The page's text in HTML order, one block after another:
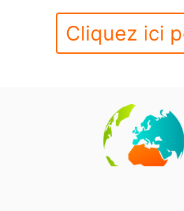
Cliquez ici